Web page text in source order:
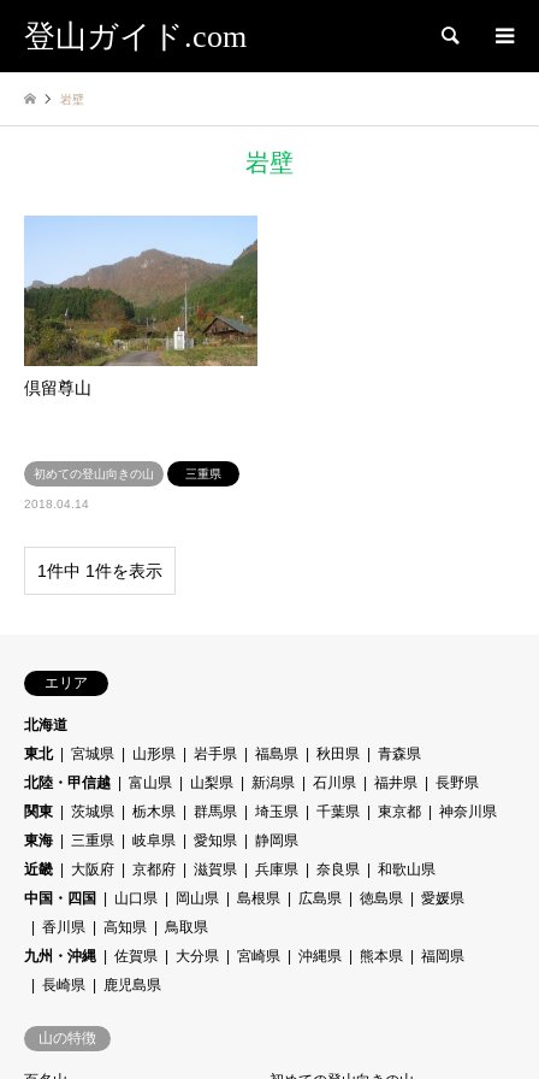
登山ガイド.com 検索
岩壁
岩壁
倶留尊山
初めての登山向きの山 三重県
2018.04.14
1件中 1件を表示
エリア
北海道
東北
宮城県 山形県 岩手県 福島県 秋田県
青森県
北陸・甲信越
富山県 山梨県 新潟県 石川県 福井県
長野県
関東
茨城県 栃木県 群馬県 埼玉県 千葉県 東京都
神奈川県
東海
三重県 岐阜県 愛知県
静岡県
近畿
大阪府 京都府 滋賀県 兵庫県 奈良県
和歌山県
中国・四国
山口県 岡山県 島根県 広島県 徳島県
愛媛県
香川県
高知県
鳥取県
九州・沖縄
佐賀県 大分県 宮崎県 沖縄県 熊本県
福岡県
長崎県
鹿児島県
山の特徴